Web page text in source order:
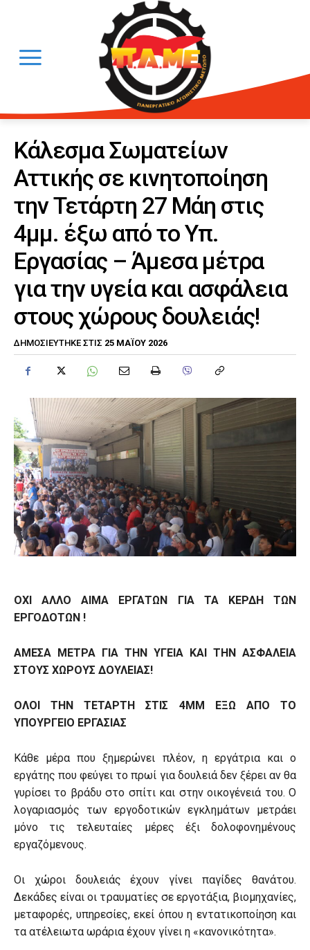
Κάλεσμα Σωματείων
Αττικής σε κινητοποίηση
την Τετάρτη 27 Μάη στις
4μμ. έξω από το Υπ.
Εργασίας – Άμεσα μέτρα
για την υγεία και ασφάλεια
στους χώρους δουλειάς!
ΔΗΜΟΣΙΕΎΤΗΚΕ ΣΤΙΣ 25 ΜΑΪ́ΟΥ 2026
ΟΧΙ ΑΛΛΟ ΑΙΜΑ ΕΡΓΑΤΩΝ ΓΙΑ ΤΑ ΚΕΡΔΗ ΤΩΝ
ΕΡΓΟΔΟΤΩΝ !
ΑΜΕΣΑ ΜΕΤΡΑ ΓΙΑ ΤΗΝ ΥΓΕΙΑ ΚΑΙ ΤΗΝ ΑΣΦΑΛΕΙΑ
ΣΤΟΥΣ ΧΩΡΟΥΣ ΔΟΥΛΕΙΑΣ!
ΟΛΟΙ ΤΗΝ ΤΕΤΑΡΤΗ ΣΤΙΣ 4ΜΜ ΕΞΩ ΑΠΟ ΤΟ
ΥΠΟΥΡΓΕΙΟ ΕΡΓΑΣΙΑΣ
Κάθε μέρα που ξημερώνει πλέον, η εργάτρια και ο
εργάτης που φεύγει το πρωί για δουλειά δεν ξέρει αν θα
γυρίσει το βράδυ στο σπίτι και στην οικογένειά του. Ο
λογαριασμός των εργοδοτικών εγκλημάτων μετράει
μόνο τις τελευταίες μέρες έξι δολοφονημένους
εργαζόμενους.
Οι χώροι δουλειάς έχουν γίνει παγίδες θανάτου.
Δεκάδες είναι οι τραυματίες σε εργοτάξια, βιομηχανίες,
μεταφορές, υπηρεσίες, εκεί όπου η εντατικοποίηση και
τα ατέλειωτα ωράρια έχουν γίνει η «κανονικότητα».